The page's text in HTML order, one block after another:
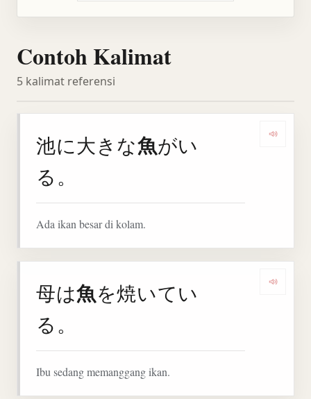
Contoh Kalimat
5 kalimat referensi
池に大きな魚がい
る。
Ada ikan besar di kolam.
母は魚を焼いてい
る。
Ibu sedang memanggang ikan.